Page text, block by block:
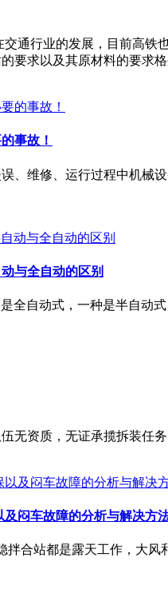
通行业的发展，目前高
要求以及其原材料的要求
事故！
、维修、运行过程中机械
与全自动的区别
全自动式，一种是半自动
无资质，无证承揽拆装任
闷车故障的分析与解决方
合站都是露天工作，大